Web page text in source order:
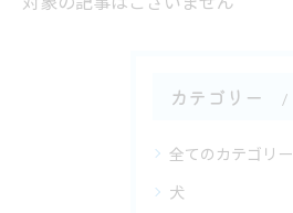
カテゴリー
全てのカテゴリー
犬